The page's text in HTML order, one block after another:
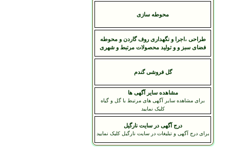
محوطه سازی
طراحی ،اجرا و نگهداری روف گاردن و محوطه
فضای سبز و و تولید محصولات مرتبط و شهری
گل فروشی گندم
مشاهده سایر آگهی ها
برای مشاهده سایر آگهی های مرتبط با گل و گیاه
کلیک نمایید
درج آگهی در سایت نارگیل
برای درج آگهی و تبلیغات در سایت نارگیل کلیک نمایید